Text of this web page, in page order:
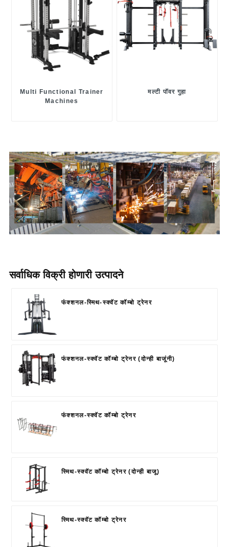
Multi Functional Trainer
Machines
मल्टी पॉवर गुहा
सर्वाधिक विक्री होणारी उत्पादने
फंक्शनल-स्मिथ-स्क्वॅट कॉम्बो ट्रेनर
फंक्शनल-स्क्वॅट कॉम्बो ट्रेनर (दोन्ही बाजूंनी)
फंक्शनल-स्क्वॅट कॉम्बो ट्रेनर
स्मिथ-स्क्वॅट कॉम्बो ट्रेनर (दोन्ही बाजू)
स्मिथ-स्क्वॅट कॉम्बो ट्रेनर